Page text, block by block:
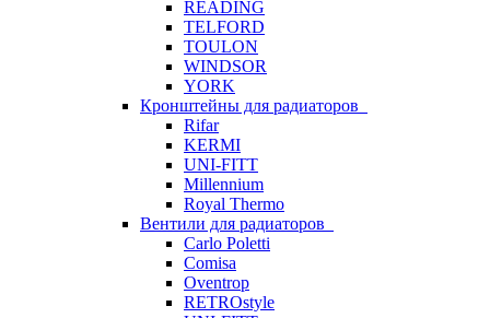
READING
TELFORD
TOULON
WINDSOR
YORK
Кронштейны для радиаторов
Rifar
KERMI
UNI-FITT
Millennium
Royal Thermo
Вентили для радиаторов
Carlo Poletti
Comisa
Oventrop
RETROstyle